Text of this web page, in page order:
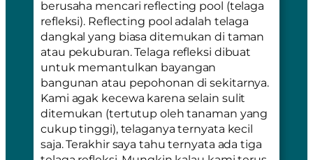
berusaha mencari reflecting pool (telaga
refleksi). Reflecting pool adalah telaga
dangkal yang biasa ditemukan di taman
atau pekuburan. Telaga refleksi dibuat
untuk memantulkan bayangan
bangunan atau pepohonan di sekitarnya.
Kami agak kecewa karena selain sulit
ditemukan (tertutup oleh tanaman yang
cukup tinggi), telaganya ternyata kecil
saja. Terakhir saya tahu ternyata ada tiga